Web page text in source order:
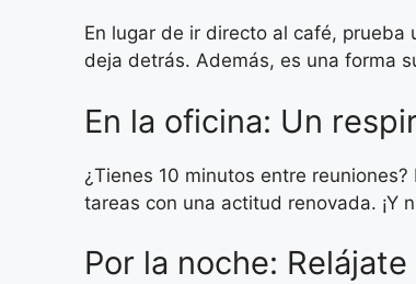
En lugar de ir directo al café,
deja detrás. Además, es una forma
En la oficina: Un
¿Tienes 10 minutos entre
tareas con una actitud renovada. ¡Y
Por la noche: